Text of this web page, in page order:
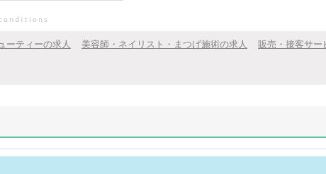
ーティーの求人 美容師・ネイリスト・まつげ施術の求人
販売・接客サー